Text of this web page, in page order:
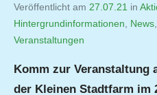
Veröffentlicht am 27.07.21 von
Jutta
in
Hintergrundinformationen
News
Veranstaltungen
Komm zur Veranstaltung
der Kleinen Stadtfarm im